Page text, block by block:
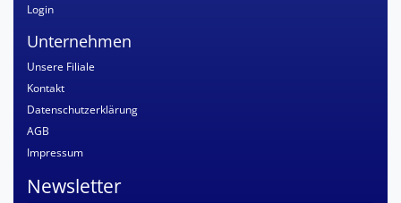
Login
Unternehmen
Unsere Filiale
Kontakt
Datenschutzerklärung
AGB
Impressum
Newsletter